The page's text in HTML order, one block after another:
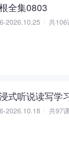
全集0803
2026.10.25 共106
式听说读写学
2026.10.18 共97